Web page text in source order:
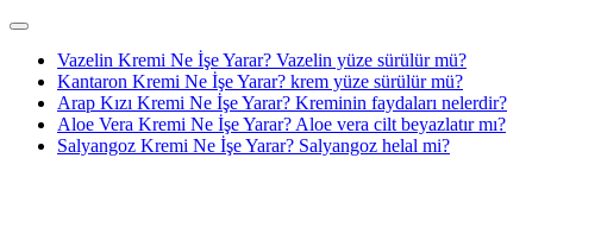
Vazelin Kremi Ne İşe Yarar? Vazelin yüze sürülür mü?
Kantaron Kremi Ne İşe Yarar? krem yüze sürülür mü?
Arap Kızı Kremi Ne İşe Yarar? Kreminin faydaları nelerdir?
Aloe Vera Kremi Ne İşe Yarar? Aloe vera cilt beyazlatır mı?
Salyangoz Kremi Ne İşe Yarar? Salyangoz helal mi?